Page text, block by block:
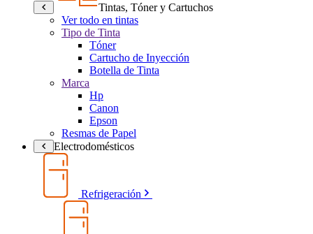
Tintas, Tóner y Cartuchos
Ver todo en tintas
Tipo de Tinta
Tóner
Cartucho de Inyección
Botella de Tinta
Marca
Hp
Canon
Epson
Resmas de Papel
Electrodomésticos
Refrigeración